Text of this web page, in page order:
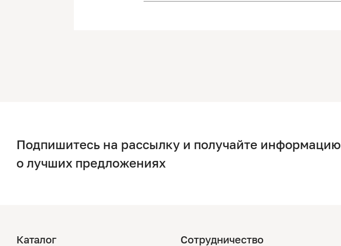
Подпишитесь на рассылку и получайте информацию
о лучших предложениях
Каталог Сотрудничество